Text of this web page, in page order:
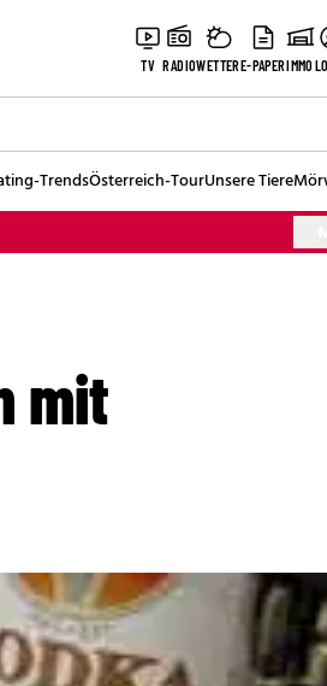
TV RADIOWETTERE-PAPERIMMO
TrendsÖsterreich-TourUnsere Tiere
mit